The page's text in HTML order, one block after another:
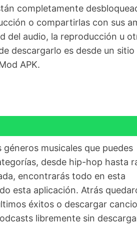
completamente
o compartirlas con sus
del audio, la reproducción u
descargarlo es desde un
APK.
musicales que puedes
desde hip-hop hasta
encontrarás todo en esta
esta aplicación. Atrás
éxitos o descargar
libremente sin